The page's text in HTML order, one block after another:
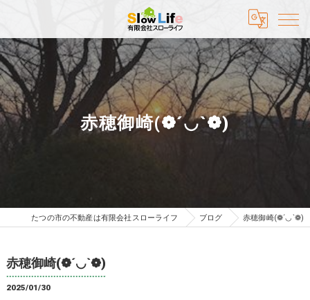
赤穂御崎(❁´◡`❁)
たつの市の不動産は有限会社スローライフ ブログ 赤穂御崎(❁´◡`❁)
赤穂御崎(❁´◡`❁)
2025/01/30